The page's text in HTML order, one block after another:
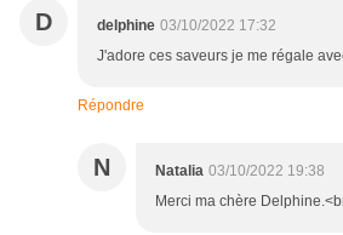
D delphine 03/10/2022 17:32
J'adore ces saveurs je me régale
Répondre
N Natalia 03/10/2022 19:38
Merci ma chère